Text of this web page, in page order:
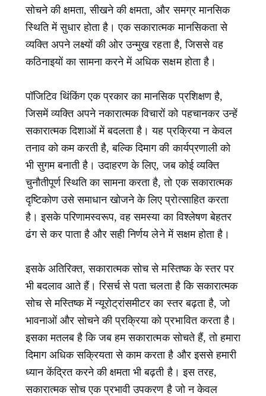
सोचने की क्षमता, सीखने की क्षमता, और समग्र मानसिक
स्थिति में सुधार होता है। एक सकारात्मक मानसिकता से
व्यक्ति अपने लक्ष्यों की ओर उन्मुख रहता है, जिससे वह
कठिनाइयों का सामना करने में अधिक सक्षम होता है।
पॉजिटिव थिंकिंग एक प्रकार का मानसिक प्रशिक्षण है,
जिसमें व्यक्ति अपने नकारात्मक विचारों को पहचानकर उन्हें
सकारात्मक दिशाओं में बदलता है। यह प्रक्रिया न केवल
तनाव को कम करती है, बल्कि दिमाग की कार्यप्रणाली को
भी सुगम बनाती है। उदाहरण के लिए, जब कोई व्यक्ति
चुनौतीपूर्ण स्थिति का सामना करता है, तो एक सकारात्मक
दृष्टिकोण उसे समाधान खोजने के लिए प्रोत्साहित करता
है। इसके परिणामस्वरूप, वह समस्या का विश्लेषण बेहतर
ढंग से कर पाता है और सही निर्णय लेने में सक्षम होता है।
इसके अतिरिक्त, सकारात्मक सोच से मस्तिष्क के स्तर पर
भी बदलाव आते हैं। रिसर्च से पता चलता है कि सकारात्मक
सोच से मस्तिष्क में न्यूरोट्रांसमीटर का स्तर बढ़ता है, जो
भावनाओं और सोचने की प्रक्रिया को प्रभावित करता है।
इसका मतलब है कि जब हम सकारात्मक सोचते हैं, तो हमारा
दिमाग अधिक सक्रियता से काम करता है और इससे हमारी
ध्यान केंद्रित करने की क्षमता भी बढ़ती है। इस तरह,
सकारात्मक सोच एक प्रभावी उपकरण है जो न केवल